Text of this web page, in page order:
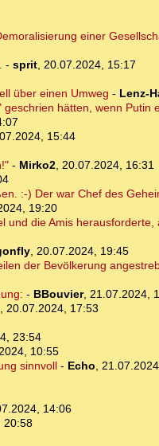
einer
- sprit, 20.07.2024, 15:17
über einen Umweg - Lenz-
hätten, wenn Putin
15:44
- Mirko2, 20.07.2024, 16:31
:-) Der war Chef des
19:20
die Amis
, 20.07.2024, 19:45
der Bevölkerung
- BBouvier, 21.07.2024,
, 20.07.2024, 17:53
23:54
10:55
sinnvoll- Echo,
14:06
20:58